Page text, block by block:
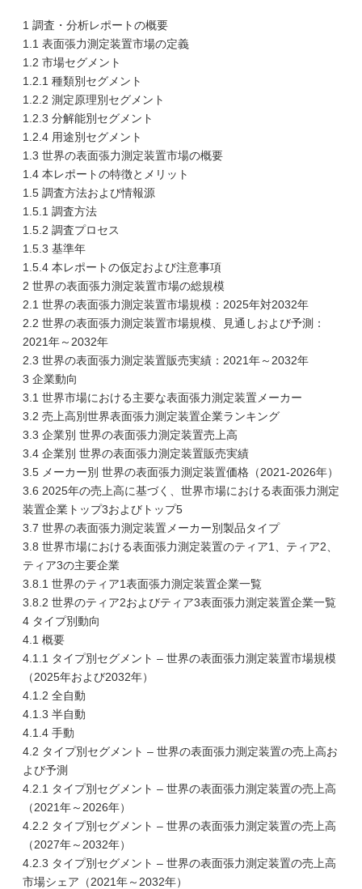
1 調査・分析レポートの概要
1.1 表面張力測定装置市場の定義
1.2 市場セグメント
1.2.1 種類別セグメント
1.2.2 測定原理別セグメント
1.2.3 分解能別セグメント
1.2.4 用途別セグメント
1.3 世界の表面張力測定装置市場の概要
1.4 本レポートの特徴とメリット
1.5 調査方法および情報源
1.5.1 調査方法
1.5.2 調査プロセス
1.5.3 基準年
1.5.4 本レポートの仮定および注意事項
2 世界の表面張力測定装置市場の総規模
2.1 世界の表面張力測定装置市場規模：2025年対2032年
2.2 世界の表面張力測定装置市場規模、見通しおよび予測：
2021年～2032年
2.3 世界の表面張力測定装置販売実績：2021年～2032年
3 企業動向
3.1 世界市場における主要な表面張力測定装置メーカー
3.2 売上高別世界表面張力測定装置企業ランキング
3.3 企業別 世界の表面張力測定装置売上高
3.4 企業別 世界の表面張力測定装置販売実績
3.5 メーカー別 世界の表面張力測定装置価格（2021-2026年）
3.6 2025年の売上高に基づく、世界市場における表面張力測定
装置企業トップ3およびトップ5
3.7 世界の表面張力測定装置メーカー別製品タイプ
3.8 世界市場における表面張力測定装置のティア1、ティア2、
ティア3の主要企業
3.8.1 世界のティア1表面張力測定装置企業一覧
3.8.2 世界のティア2およびティア3表面張力測定装置企業一覧
4 タイプ別動向
4.1 概要
4.1.1 タイプ別セグメント – 世界の表面張力測定装置市場規模
（2025年および2032年）
4.1.2 全自動
4.1.3 半自動
4.1.4 手動
4.2 タイプ別セグメント – 世界の表面張力測定装置の売上高お
よび予測
4.2.1 タイプ別セグメント – 世界の表面張力測定装置の売上高
（2021年～2026年）
4.2.2 タイプ別セグメント – 世界の表面張力測定装置の売上高
（2027年～2032年）
4.2.3 タイプ別セグメント – 世界の表面張力測定装置の売上高
市場シェア（2021年～2032年）